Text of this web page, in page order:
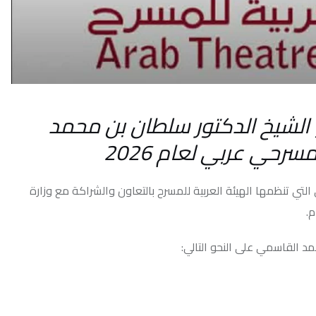
الدكتور سلطان بن محمد
لعام 2026
النحو التالي:
أحدث